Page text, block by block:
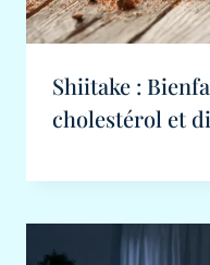
Shiitake :
cholestérol et